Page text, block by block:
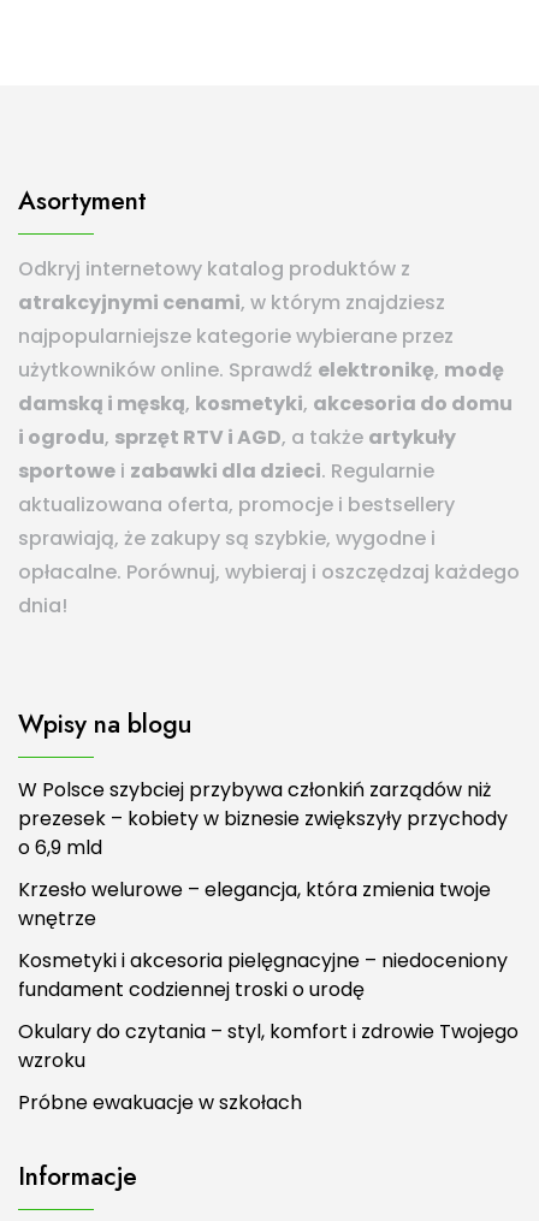
Odkryj internetowy katalog produktów z
, w którym znajdziesz
najpopularniejsze kategorie wybierane przez
użytkowników online. Sprawdź elektronikę
damską i męską
kosmetyki
akcesoria do domu
i ogrodu
, sprzęt RTV i AGD , a także
artykuły
sportowe
zabawki dla dzieci
aktualizowana oferta, promocje i bestsellery
sprawiają, że zakupy są szybkie, wygodne i
opłacalne. Porównuj, wybieraj i oszczędzaj każdego
dnia!
W Polsce szybciej przybywa członkiń zarządów niż
o 6,9 mld
Krzesło welurowe – elegancja, która zmienia twoje
Kosmetyki i akcesoria pielęgnacyjne – niedoceniony
Okulary do czytania – styl, komfort i zdrowie Twojego
Próbne ewakuacje w szkołach
Polityka prywatności